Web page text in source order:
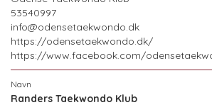
53540997
info@odensetaekwondo.dk
https://odensetaekwondo.dk/
https://www.facebook.com/
Randers Taekwondo Klub